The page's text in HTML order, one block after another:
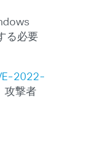
る必要
2022-
攻撃者